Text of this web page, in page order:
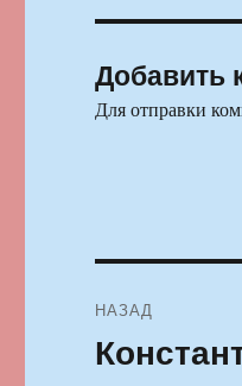
Добавить
Для отправки
по
НАЗАД
Предыдущая